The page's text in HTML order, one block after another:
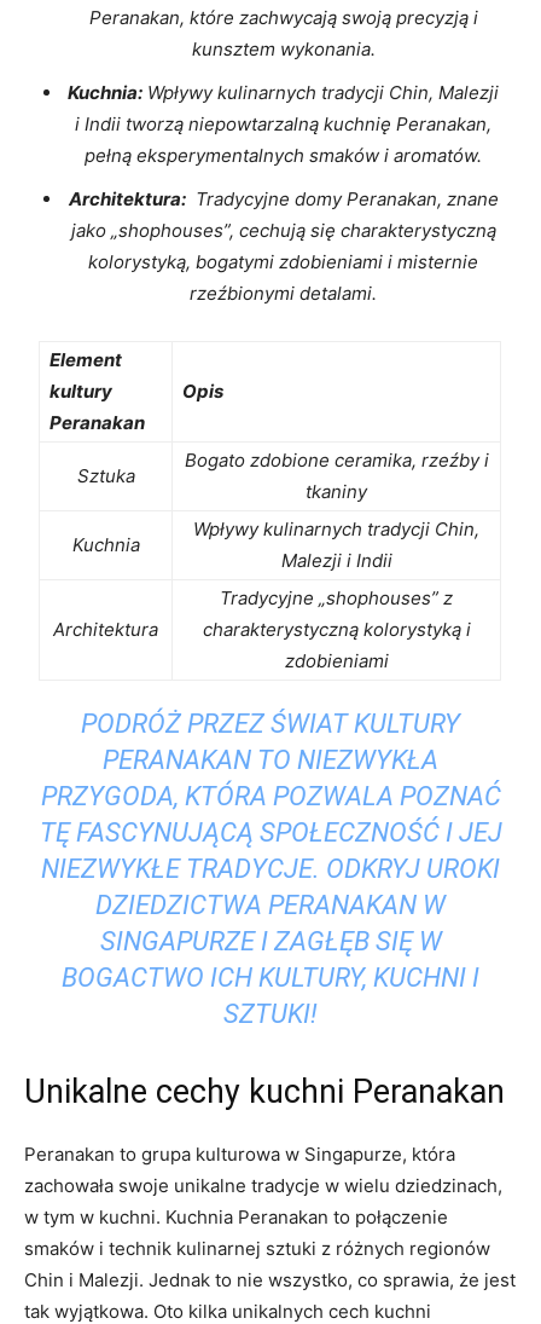
Peranakan,‍ które zachwycają swoją precyzją ‌i
kunsztem wykonania.
Kuchnia: Wpływy kulinarnych tradycji Chin, Malezji
⁤i Indii tworzą niepowtarzalną ‍kuchnię Peranakan,
pełną eksperymentalnych smaków i⁤ aromatów.
Architektura:⁤ Tradycyjne ‍domy Peranakan, znane
‌jako „shophouses”, cechują się charakterystyczną
kolorystyką, bogatymi zdobieniami i misternie⁢
rzeźbionymi ​detalami.
Element
⁤kultury
Peranakan
Opis
Sztuka
Bogato ‌zdobione ⁢ceramika,⁢ rzeźby i
tkaniny
Kuchnia
Wpływy kulinarnych tradycji Chin,
Malezji i Indii
Architektura
Tradycyjne „shophouses” z
charakterystyczną kolorystyką i
zdobieniami
PODRÓŻ⁤ PRZEZ ŚWIAT KULTURY
PERANAKAN⁣ TO NIEZWYKŁA
PRZYGODA,​ KTÓRA ⁤POZWALA​ POZNAĆ
​TĘ FASCYNUJĄCĄ SPOŁECZNOŚĆ I​ JEJ
NIEZWYKŁE ⁢TRADYCJE. ODKRYJ UROKI
DZIEDZICTWA PERANAKAN W
⁤SINGAPURZE I ZAGŁĘB SIĘ W
BOGACTWO ICH KULTURY, KUCHNI I
SZTUKI!
Unikalne cechy kuchni Peranakan
Peranakan to grupa kulturowa ‌w Singapurze,⁣ która
zachowała swoje unikalne tradycje w wielu dziedzinach,
w tym w⁣ kuchni. Kuchnia ⁤Peranakan to‍ połączenie​
smaków i technik kulinarnej sztuki ⁤z różnych regionów
‌Chin i Malezji. Jednak to nie wszystko, co sprawia, że jest
‌tak⁢ wyjątkowa. Oto kilka ​unikalnych cech kuchni